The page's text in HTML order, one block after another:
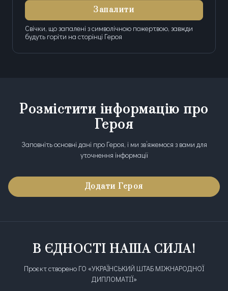
Запалити
Свічки, що запалені з символічною пожертвою, завжди
будуть горіти на сторінці Героя
Розмістити інформацію про
Героя
Заповніть основні дані про Героя, і ми зв’яжемося з вами для
уточнення інформації
Додати Героя
В ЄДНОСТІ НАША СИЛА!
Проєкт створено ГО «УКРАЇНСЬКИЙ ШТАБ МІЖНАРОДНОЇ
ДИПЛОМАТІЇ»